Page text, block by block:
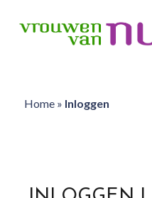
Home» Inloggen